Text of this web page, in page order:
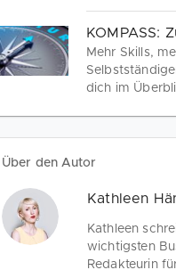
KOMPASS:
Mehr Skills,
dich im
Über den Autor
Kathleen
Kathleen
wichtigsten
Redakteurin